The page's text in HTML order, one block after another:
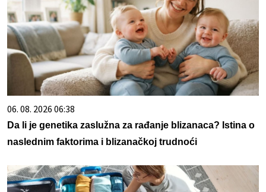
06. 08. 2026 06:38
Da li je genetika zaslužna za rađanje blizanaca? Istina o
naslednim faktorima i blizanačkoj trudnoći